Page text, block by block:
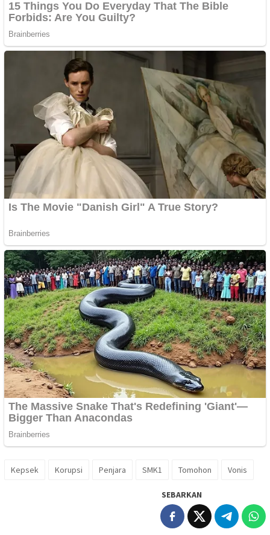
Kepsek Korupsi Penjara SMK1 Tomohon Vonis
SEBARKAN